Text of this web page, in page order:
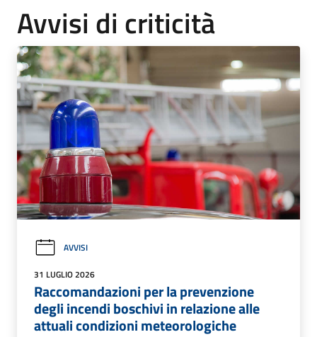
Avvisi di criticità
AVVISI
31 LUGLIO 2026
Raccomandazioni per la prevenzione
degli incendi boschivi in relazione alle
attuali condizioni meteorologiche